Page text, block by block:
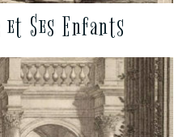
Ses Enfants